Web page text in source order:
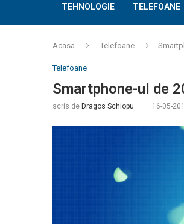
TEHNOLOGIE TELEFOANE
Acasa Telefoane
Telefoane
Smartphone-ul de
scris de Dragos Schiopu 16-05-